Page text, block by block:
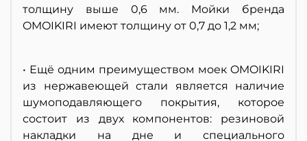
толщину выше 0,6 мм. Мойки бренда
OMOIKIRI имеют толщину от 0,7 до 1,2 мм;
• Ещё одним преимуществом моек OMOIKIRI
из нержавеющей стали является наличие
шумоподавляющего покрытия, которое
состоит из двух компонентов: резиновой
накладки на дне и специального